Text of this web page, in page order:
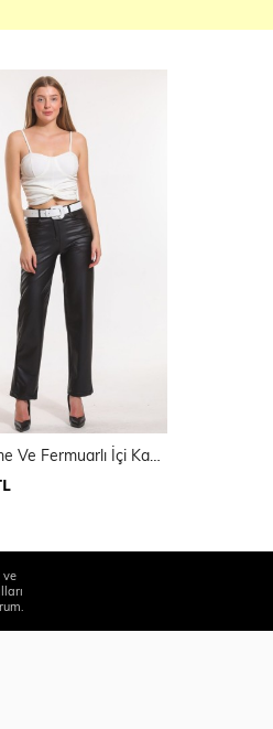
Deri Düğme Ve Fermuarlı İçi Kadife Deri Pantolon
ve